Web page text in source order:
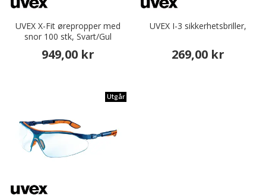
UVEX X-Fit ørepropper med
snor 100 stk, Svart/Gul
949,00 kr
UVEX I-3 sikkerhetsbriller,
269,00 kr
Utgår